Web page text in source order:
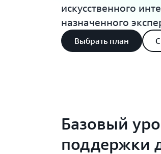
искусственного
назначенного
Выбрать план
Базовый
поддержки